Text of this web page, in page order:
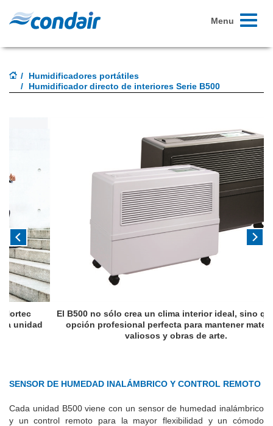
Toggle
Menu
Humidificadores portátiles
Humidificador directo de interiores Serie B500
El B500 no sólo crea un clima interior ideal, sino que es la
opción profesional perfecta para mantener materiales
valiosos y obras de arte.
SENSOR DE HUMEDAD INALÁMBRICO Y CONTROL REMOTO
Cada unidad B500 viene con un sensor de humedad inalámbrico
y un control remoto para la mayor flexibilidad y un cómodo